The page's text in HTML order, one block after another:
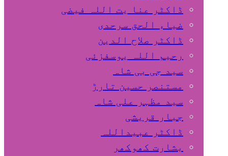
ڈاکٹر عنا یت اللہ فیضی
ضیاء الحق سرحدی
ڈاکٹر صلاح الدین
رحیم اللہ یوسفزئی
سید جی بی شاہ
مستنصر حسین تارڑ
سید مظہر علی شاہ
جبار قریشی
ڈاکٹر عبیداللہ
بشارت کھوکھر